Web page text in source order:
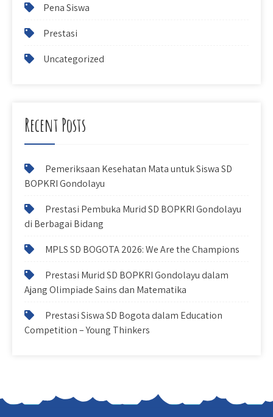
Pena Siswa
Prestasi
Uncategorized
Recent Posts
Pemeriksaan Kesehatan Mata untuk Siswa SD
BOPKRI Gondolayu
Prestasi Pembuka Murid SD BOPKRI Gondolayu
di Berbagai Bidang
MPLS SD BOGOTA 2026: We Are the Champions
Prestasi Murid SD BOPKRI Gondolayu dalam
Ajang Olimpiade Sains dan Matematika
Prestasi Siswa SD Bogota dalam Education
Competition – Young Thinkers